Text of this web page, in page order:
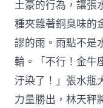
土豪的行為，讓張
種夾雜著銅臭味的
謬的雨。雨點不是
輪。「不行！金牛
汙染了！」張水瓶
力量勝出，林天秤